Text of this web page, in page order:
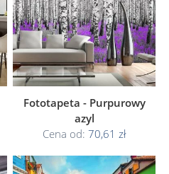
Fototapeta - Purpurowy
azyl
Cena od: 70,61 zł